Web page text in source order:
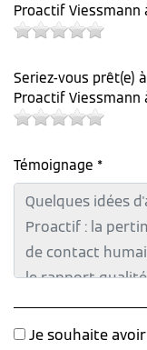
Proactif Viessmann
Seriez-vous prêt(e)
Proactif Viessmann
Témoignage *
Je souhaite